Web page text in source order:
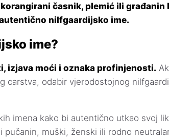
časnik, plemić ili građanin
nilfgaardijsko ime.
ime?
izjava moći i oznaka profinjenosti.
carstva, odabir vjerodostojnog
imena kako bi autentično utkao svoj
pučanin, muški, ženski ili rodno